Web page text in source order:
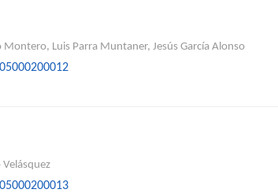
Luis Parra Muntaner, Jesús García Alonso